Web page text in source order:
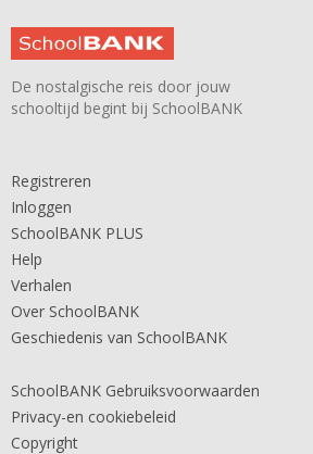
De nostalgische reis door jouw
schooltijd begint bij SchoolBANK
Registreren
Inloggen
SchoolBANK PLUS
Help
Verhalen
Over SchoolBANK
Geschiedenis van SchoolBANK
SchoolBANK Gebruiksvoorwaarden
Privacy-en cookiebeleid
Copyright